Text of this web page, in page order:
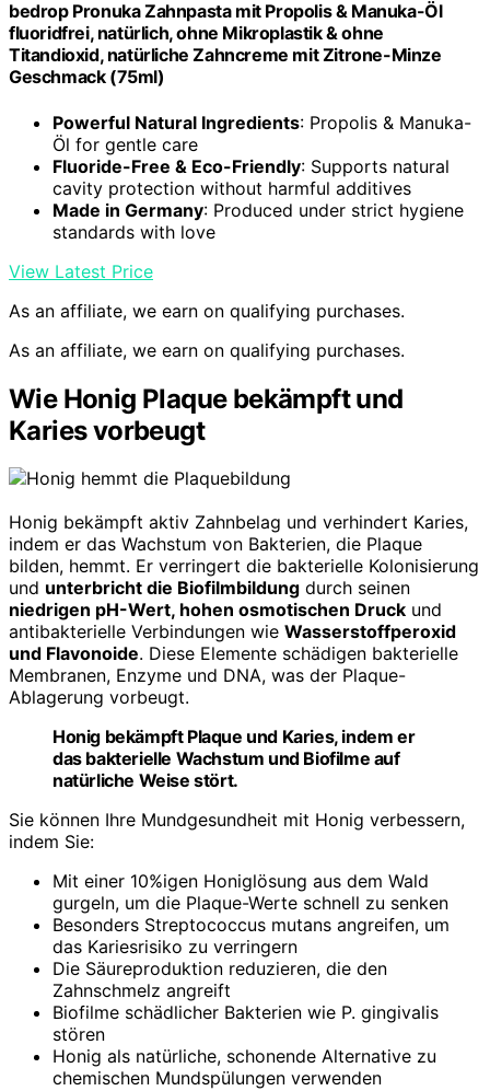
bedrop Pronuka Zahnpasta mit Propolis & Manuka-Öl
fluoridfrei, natürlich, ohne Mikroplastik & ohne
Titandioxid, natürliche Zahncreme mit Zitrone-Minze
Geschmack (75ml)
Powerful Natural Ingredients: Propolis & Manuka-
Öl for gentle care
Fluoride-Free & Eco-Friendly: Supports natural
cavity protection without harmful additives
Made in Germany: Produced under strict hygiene
standards with love
View Latest Price
As an affiliate, we earn on qualifying purchases.
As an affiliate, we earn on qualifying purchases.
Wie Honig Plaque bekämpft und
Karies vorbeugt
Honig bekämpft aktiv Zahnbelag und verhindert Karies,
indem er das Wachstum von Bakterien, die Plaque
bilden, hemmt. Er verringert die bakterielle Kolonisierung
und unterbricht die Biofilmbildung durch seinen
niedrigen pH-Wert, hohen osmotischen Druck und
antibakterielle Verbindungen wie Wasserstoffperoxid
und Flavonoide. Diese Elemente schädigen bakterielle
Membranen, Enzyme und DNA, was der Plaque-
Ablagerung vorbeugt.
Honig bekämpft Plaque und Karies, indem er
das bakterielle Wachstum und Biofilme auf
natürliche Weise stört.
Sie können Ihre Mundgesundheit mit Honig verbessern,
indem Sie:
Mit einer 10%igen Honiglösung aus dem Wald
gurgeln, um die Plaque-Werte schnell zu senken
Besonders Streptococcus mutans angreifen, um
das Kariesrisiko zu verringern
Die Säureproduktion reduzieren, die den
Zahnschmelz angreift
Biofilme schädlicher Bakterien wie P. gingivalis
stören
Honig als natürliche, schonende Alternative zu
chemischen Mundspülungen verwenden